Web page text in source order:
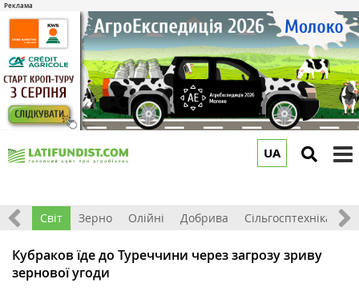
UA
Світ Зерно Олійні Добрива Сільгосптехніка
Кубраков їде до Туреччини через загрозу зриву
зернової угоди